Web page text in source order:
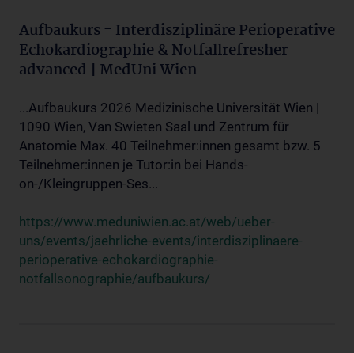
Aufbaukurs - Interdisziplinäre Perioperative
Echokardiographie & Notfallrefresher
advanced | MedUni Wien
...Aufbaukurs 2026 Medizinische Universität Wien |
1090 Wien, Van Swieten Saal und Zentrum für
Anatomie Max. 40 Teilnehmer:innen gesamt bzw. 5
Teilnehmer:innen je Tutor:in bei Hands-
on-/Kleingruppen-Ses...
https://www.meduniwien.ac.at/web/ueber-
uns/events/jaehrliche-events/interdisziplinaere-
perioperative-echokardiographie-
notfallsonographie/aufbaukurs/